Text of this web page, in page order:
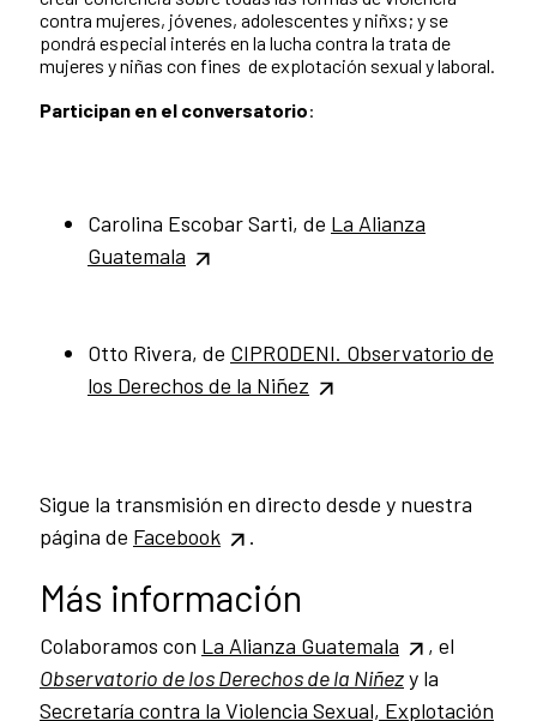
contra mujeres, jóvenes, adolescentes y niñxs; y se
pondrá especial interés en la lucha contra la trata de
mujeres y niñas con fines de explotación sexual y laboral.
Participan en el conversatorio:
Carolina Escobar Sarti, de La Alianza
Guatemala
Otto Rivera, de CIPRODENI. Observatorio de
los Derechos de la Niñez
Sigue la transmisión en directo desde y nuestra
página de Facebook .
Más información
Colaboramos con La Alianza Guatemala
, el
Observatorio de los Derechos de la Niñezy la
Secretaría contra la Violencia Sexual, Explotación